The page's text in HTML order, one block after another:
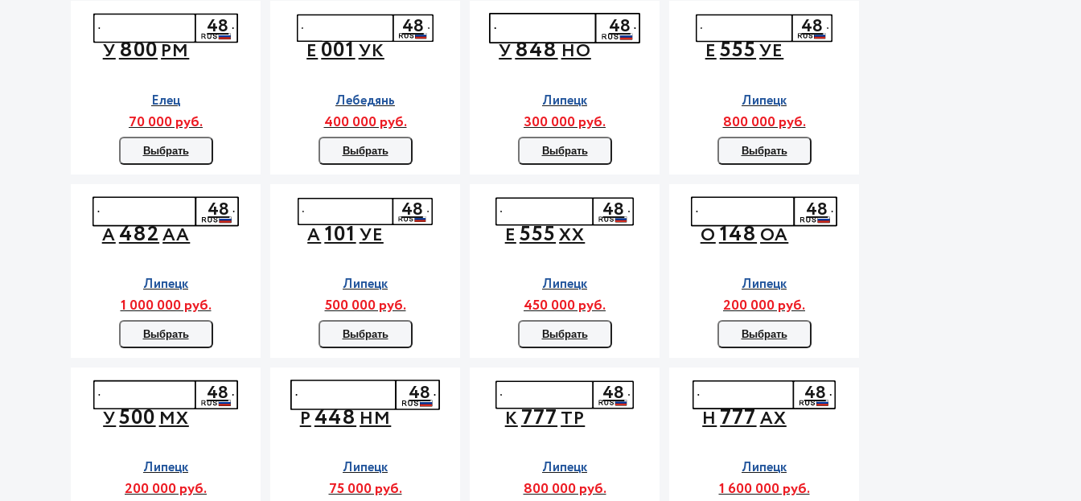
У800РМ
48
Елец
70 000 руб.
Выбрать
Е001УК
48
Лебедянь
400 000 руб.
Выбрать
У848НО
48
Липецк
300 000 руб.
Выбрать
Е555УЕ
48
Липецк
800 000 руб.
Выбрать
А482АА
48
Липецк
1 000 000 руб.
Выбрать
А101УЕ
48
Липецк
500 000 руб.
Выбрать
Е555ХХ
48
Липецк
450 000 руб.
Выбрать
О148ОА
48
Липецк
200 000 руб.
Выбрать
У500МХ
48
Липецк
200 000 руб.
Р448НМ
48
Липецк
75 000 руб.
К777ТР
48
Липецк
800 000 руб.
Н777АХ
48
Липецк
1 600 000 руб.